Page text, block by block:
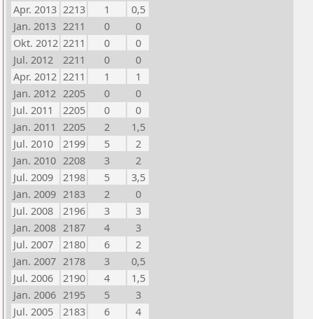
Apr. 2013 2213 1
0,5
Jan. 2013 2211 0
0
Okt. 2012 2211 0
0
Jul. 2012
2211 0
0
Apr. 2012 2211 1
1
Jan. 2012 2205 0
0
Jul. 2011
2205 0
0
Jan. 2011 2205 2
1,5
Jul. 2010
2199 5
2
Jan. 2010 2208 3
2
Jul. 2009
2198 5
3,5
Jan. 2009 2183 2
0
Jul. 2008
2196 3
3
Jan. 2008 2187 4
3
Jul. 2007
2180 6
2
Jan. 2007 2178 3
0,5
Jul. 2006
2190 4
1,5
Jan. 2006 2195 5
3
Jul. 2005
2183 6
4